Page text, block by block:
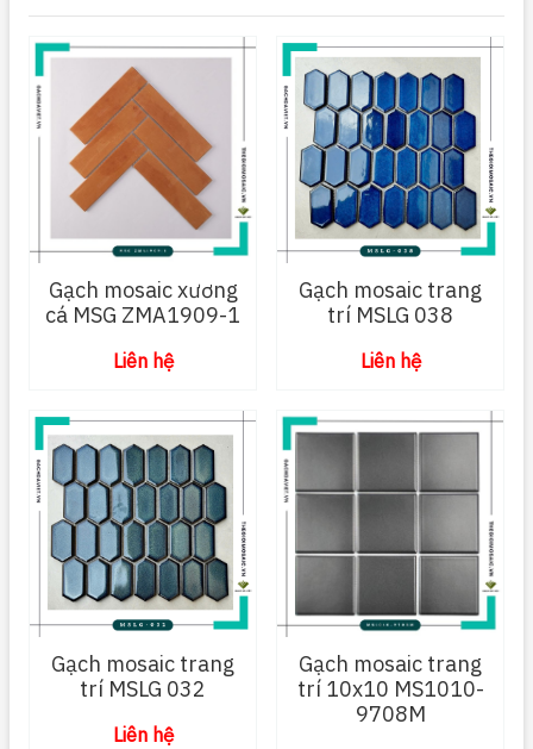
Gạch mosaic xương
cá MSG ZMA1909-1
Liên hệ
Gạch mosaic trang
trí MSLG 038
Liên hệ
Gạch mosaic trang
trí MSLG 032
Liên hệ
Gạch mosaic trang
trí 10x10 MS1010-
9708M